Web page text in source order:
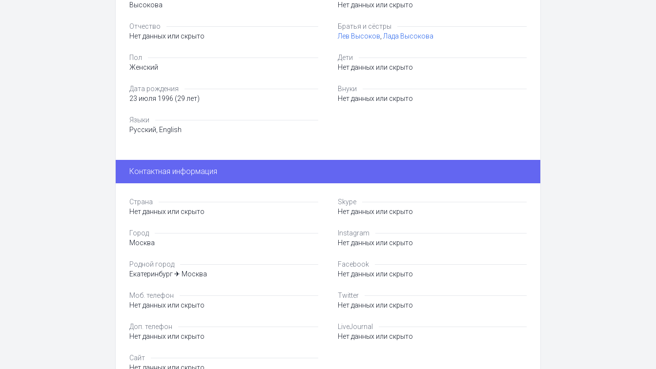
Высокова
Отчество
Нет данных или скрыто
Пол
Женский
Дата рождения
23 июля 1996 (29 лет)
Языки
Русский, English
Нет данных или скрыто
Братья и сёстры
Лев Высоков,Лада Высокова
Дети
Нет данных или скрыто
Внуки
Нет данных или скрыто
Контактная информация
Страна
Нет данных или скрыто
Город
Москва
Родной город
Екатеринбург ✈ Москва
Моб. телефон
Нет данных или скрыто
Доп. телефон
Нет данных или скрыто
Сайт
Skype
Нет данных или скрыто
Instagram
Нет данных или скрыто
Facebook
Нет данных или скрыто
Twitter
Нет данных или скрыто
LiveJournal
Нет данных или скрыто